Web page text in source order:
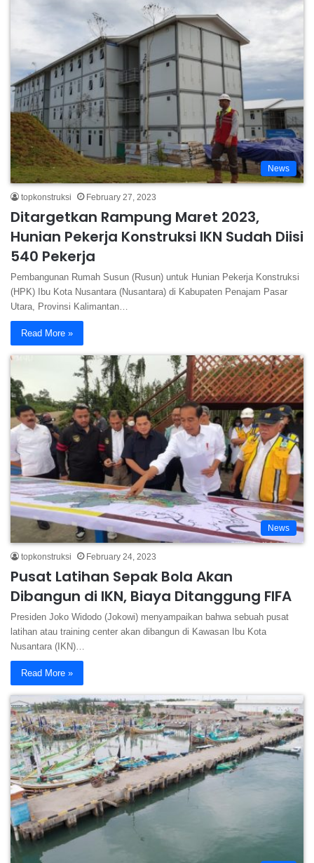
News
topkonstruksi February 27, 2023
Ditargetkan Rampung Maret 2023,
Hunian Pekerja Konstruksi IKN Sudah Diisi
540 Pekerja
Pembangunan Rumah Susun (Rusun) untuk Hunian Pekerja Konstruksi
(HPK) Ibu Kota Nusantara (Nusantara) di Kabupaten Penajam Pasar
Utara, Provinsi Kalimantan…
Read More »
News
topkonstruksi February 24, 2023
Pusat Latihan Sepak Bola Akan
Dibangun di IKN, Biaya Ditanggung FIFA
Presiden Joko Widodo (Jokowi) menyampaikan bahwa sebuah pusat
latihan atau training center akan dibangun di Kawasan Ibu Kota
Nusantara (IKN)…
Read More »